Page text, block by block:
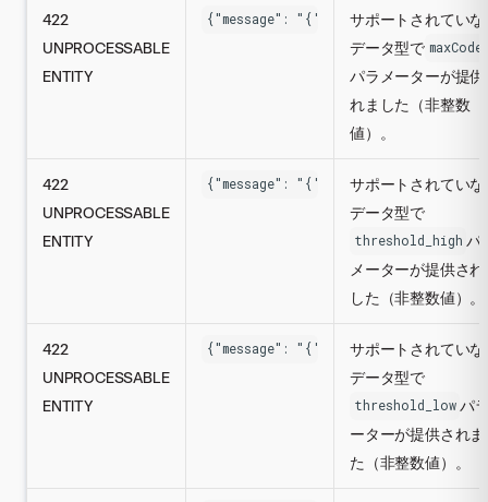
422
UNPROCESSABLE
ENTITY
{"message": "{'max_codes':
サポートされていな
データ型で
パラメーターが提供
れました（非整数
値）。
422
UNPROCESSABLE
ENTITY
{"message": "{'threshold_high':
サポートされていな
データ型で
threshold_high パ
メーターが提供さ
した（非整数値）。
422
UNPROCESSABLE
ENTITY
{"message": "{'threshold_low':
サポートされていな
データ型で
threshold_low パ
ーターが提供され
た（非整数値）。